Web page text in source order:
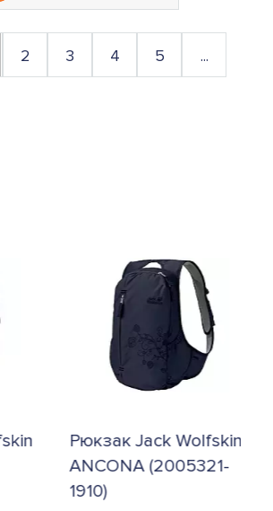
2 3 4 5 ...
Рюкзак Jack Wolfskin
ANCONA (2005321-
1910)